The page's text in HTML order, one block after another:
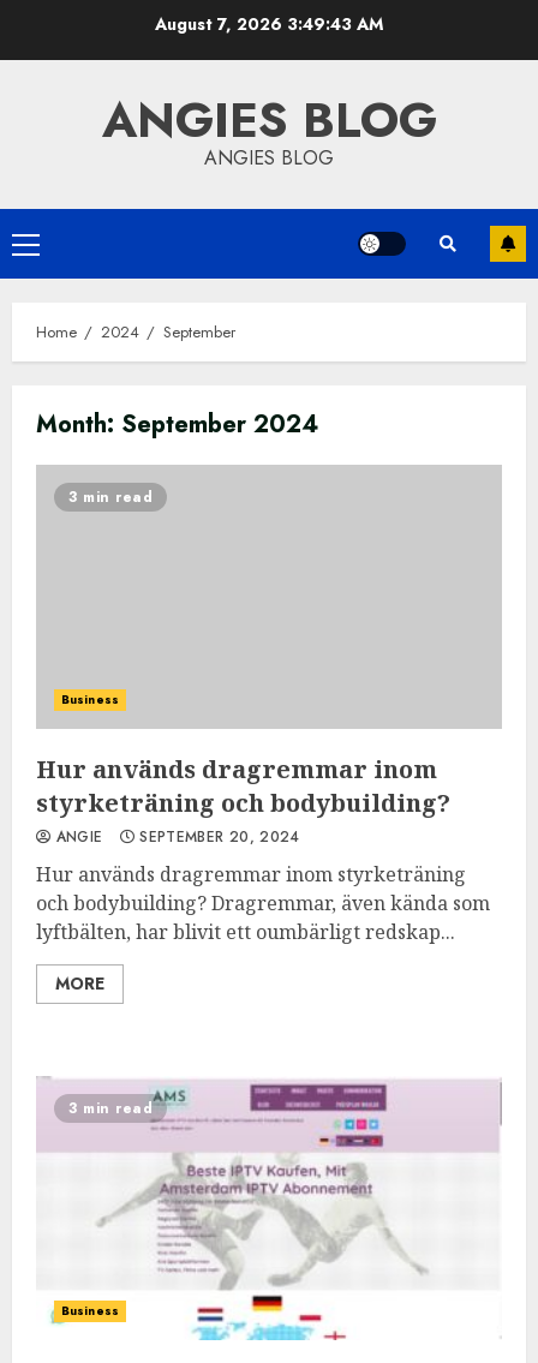
August 7, 2026 3:49:43 AM
ANGIES BLOG
ANGIES BLOG
Primary
Home 2024 September
Month: September 2024
3 min read
Business
Hur används dragremmar inom
styrketräning och bodybuilding?
ANGIE SEPTEMBER 20, 2024
Hur används dragremmar inom styrketräning
och bodybuilding? Dragremmar, även kända som
lyftbälten, har blivit ett oumbärligt redskap...
MORE
3 min read
Business